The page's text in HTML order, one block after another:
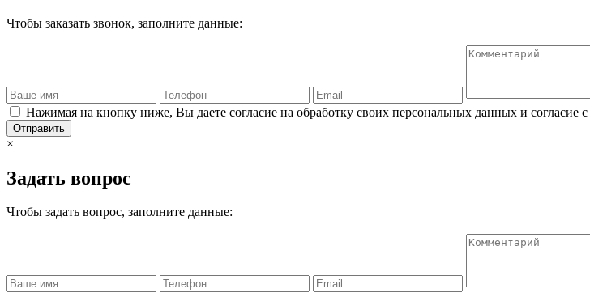
Чтобы заказать звонок, заполните данные:
Нажимая на кнопку ниже, Вы даете согласие на обработку своих персональных данных и согласие с
Отправить
×
Задать вопрос
Чтобы задать вопрос, заполните данные: